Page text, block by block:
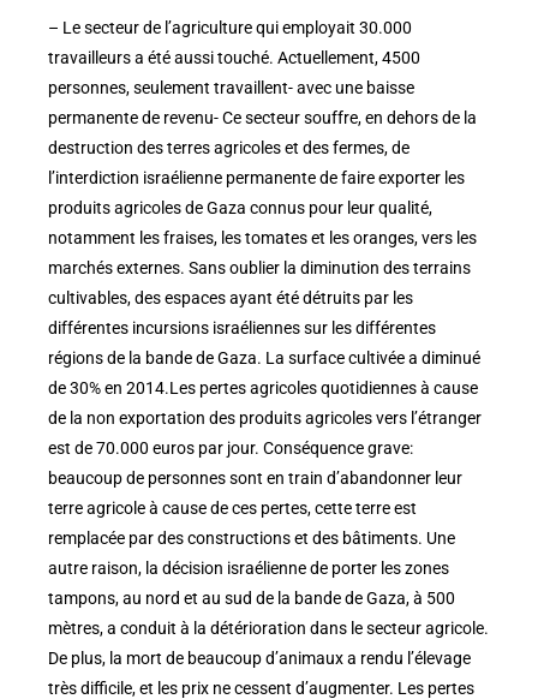
– Le secteur de l’agriculture qui employait 30.000
travailleurs a été aussi touché. Actuellement, 4500
personnes, seulement travaillent- avec une baisse
permanente de revenu- Ce secteur souffre, en dehors de la
destruction des terres agricoles et des fermes, de
l’interdiction israélienne permanente de faire exporter les
produits agricoles de Gaza connus pour leur qualité,
notamment les fraises, les tomates et les oranges, vers les
marchés externes. Sans oublier la diminution des terrains
cultivables, des espaces ayant été détruits par les
différentes incursions israéliennes sur les différentes
régions de la bande de Gaza. La surface cultivée a diminué
de 30% en 2014.Les pertes agricoles quotidiennes à cause
de la non exportation des produits agricoles vers l’étranger
est de 70.000 euros par jour. Conséquence grave:
beaucoup de personnes sont en train d’abandonner leur
terre agricole à cause de ces pertes, cette terre est
remplacée par des constructions et des bâtiments. Une
autre raison, la décision israélienne de porter les zones
tampons, au nord et au sud de la bande de Gaza, à 500
mètres, a conduit à la détérioration dans le secteur agricole.
De plus, la mort de beaucoup d’animaux a rendu l’élevage
très difficile, et les prix ne cessent d’augmenter. Les pertes